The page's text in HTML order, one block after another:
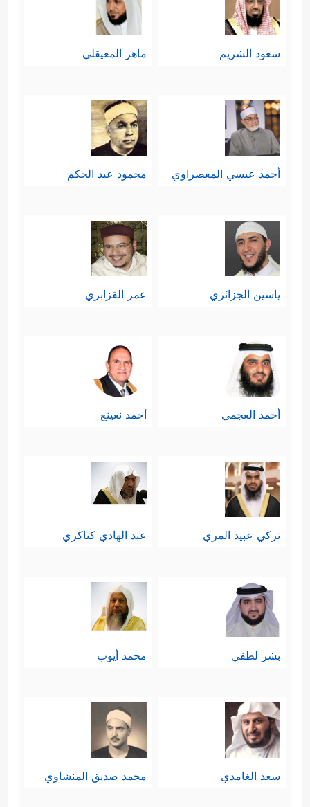
سعود الشريم ماهر المعيقلي
أحمد عيسي المعصراوي محمود عبد الحكم
ياسين الجزائري عمر القزابري
أحمد العجمي أحمد نعينع
تركي عبيد المري عبد الهادي كناكري
بشر لطفي محمد أيوب
سعد الغامدي محمد صديق المنشاوي